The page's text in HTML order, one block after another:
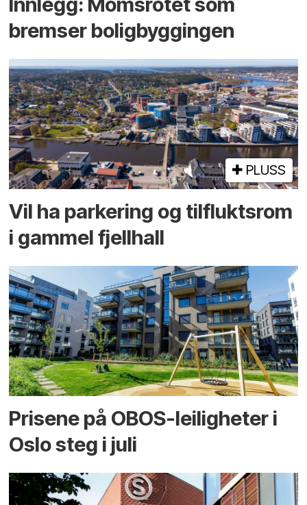
bremser bolig­byggingen
PLUSS
Vil ha parkering og tilflukts­rom
i gammel fjellhall
Prisene på OBOS-leiligheter i
Oslo steg i juli